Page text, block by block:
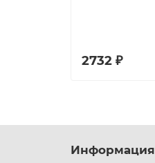
2732 ₽
Информация